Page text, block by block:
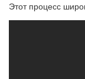
Этот процесс